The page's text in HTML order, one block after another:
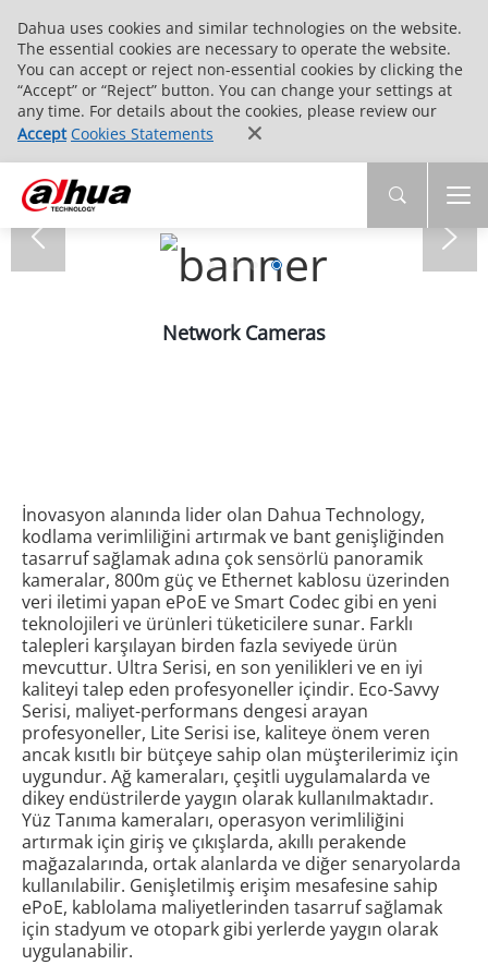
Dahua uses cookies and similar technologies on the website.
The essential cookies are necessary to operate the website.
You can accept or reject non-essential cookies by clicking the
“Accept” or “Reject” button. You can change your settings at
any time. For details about the cookies, please review our
Accept Cookies Statements
Network Cameras
İnovasyon alanında lider olan Dahua Technology,
kodlama verimliliğini artırmak ve bant genişliğinden
tasarruf sağlamak adına çok sensörlü panoramik
kameralar, 800m güç ve Ethernet kablosu üzerinden
veri iletimi yapan ePoE ve Smart Codec gibi en yeni
teknolojileri ve ürünleri tüketicilere sunar. Farklı
talepleri karşılayan birden fazla seviyede ürün
mevcuttur. Ultra Serisi, en son yenilikleri ve en iyi
kaliteyi talep eden profesyoneller içindir. Eco-Savvy
Serisi, maliyet-performans dengesi arayan
profesyoneller, Lite Serisi ise, kaliteye önem veren
ancak kısıtlı bir bütçeye sahip olan müşterilerimiz için
uygundur. Ağ kameraları, çeşitli uygulamalarda ve
dikey endüstrilerde yaygın olarak kullanılmaktadır.
Yüz Tanıma kameraları, operasyon verimliliğini
artırmak için giriş ve çıkışlarda, akıllı perakende
mağazalarında, ortak alanlarda ve diğer senaryolarda
kullanılabilir. Genişletilmiş erişim mesafesine sahip
ePoE, kablolama maliyetlerinden tasarruf sağlamak
için stadyum ve otopark gibi yerlerde yaygın olarak
uygulanabilir.